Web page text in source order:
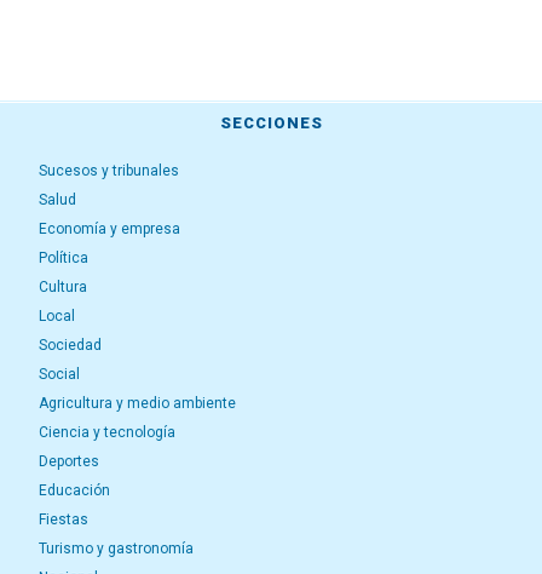
SECCIONES
Sucesos y tribunales
Salud
Economía y empresa
Política
Cultura
Local
Sociedad
Social
Agricultura y medio ambiente
Ciencia y tecnología
Deportes
Educación
Fiestas
Turismo y gastronomía